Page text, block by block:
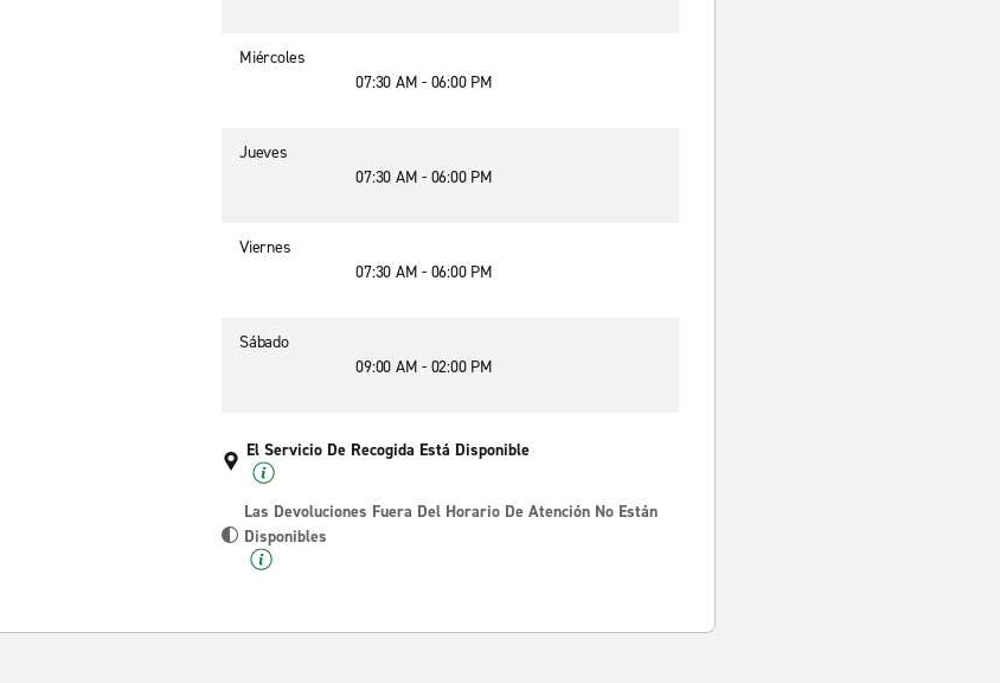
Miércoles
07:30 AM - 06:00 PM
Jueves
07:30 AM - 06:00 PM
Viernes
07:30 AM - 06:00 PM
Sábado
09:00 AM - 02:00 PM
El Servicio De Recogida Está Disponible
Las Devoluciones Fuera Del Horario De Atención No Están
Disponibles